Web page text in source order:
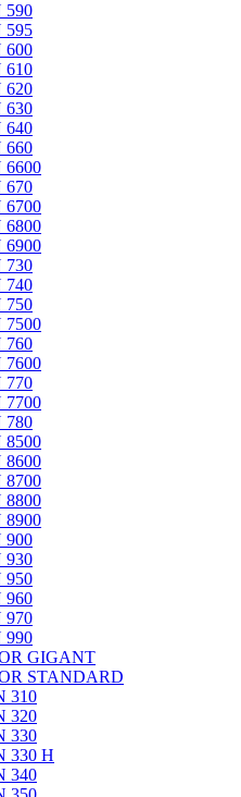
590
595
600
610
620
630
640
660
6600
670
6700
6800
6900
730
740
750
7500
760
7600
770
7700
780
8500
8600
8700
8800
8900
900
930
950
960
970
990
GIGANT
STANDARD
310
320
330
330 H
340